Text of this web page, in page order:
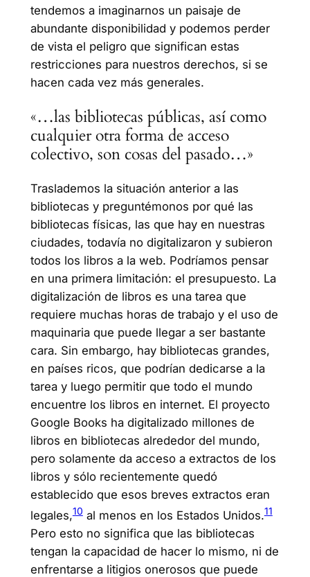
tendemos a imaginarnos un paisaje de
abundante disponibilidad y podemos perder
de vista el peligro que significan estas
restricciones para nuestros derechos, si se
hacen cada vez más generales.
«…las bibliotecas públicas, así como
cualquier otra forma de acceso
colectivo, son cosas del pasado…»
Traslademos la situación anterior a las
bibliotecas y preguntémonos por qué las
bibliotecas físicas, las que hay en nuestras
ciudades, todavía no digitalizaron y subieron
todos los libros a la web. Podríamos pensar
en una primera limitación: el presupuesto. La
digitalización de libros es una tarea que
requiere muchas horas de trabajo y el uso de
maquinaria que puede llegar a ser bastante
cara. Sin embargo, hay bibliotecas grandes,
en países ricos, que podrían dedicarse a la
tarea y luego permitir que todo el mundo
encuentre los libros en internet. El proyecto
Google Books ha digitalizado millones de
libros en bibliotecas alrededor del mundo,
pero solamente da acceso a extractos de los
libros y sólo recientemente quedó
establecido que esos breves extractos eran
legales,10al menos en los Estados Unidos.11
Pero esto no significa que las bibliotecas
tengan la capacidad de hacer lo mismo, ni de
enfrentarse a litigios onerosos que puede